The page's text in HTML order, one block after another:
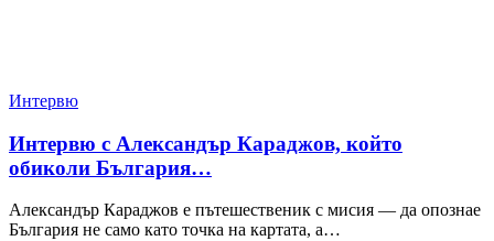
Интервю
Интервю с Александър Караджов, който
обиколи България…
Александър Караджов е пътешественик с мисия — да опознае
България не само като точка на картата, а…